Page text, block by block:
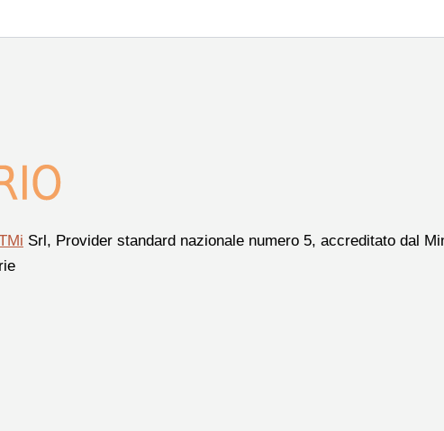
Srl, Provider standard nazionale numero 5, accreditato dal